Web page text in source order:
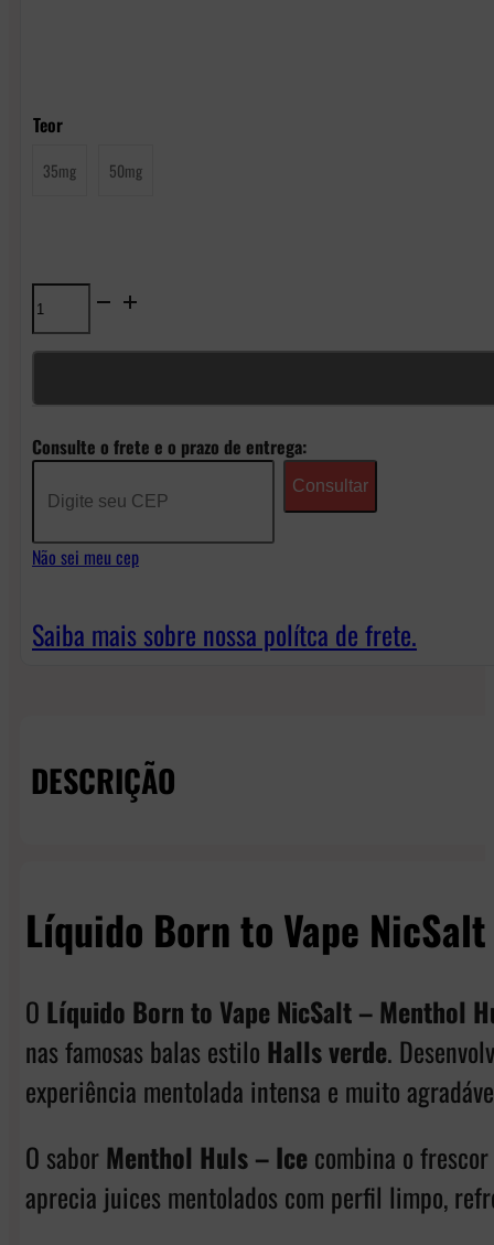
Teor
35mg 50mg
Líquido
Born
NicSalt
Menthol
Huls
quantidade
Consulte o frete e o prazo de entrega:
Consultar
Não sei meu cep
Saiba mais sobre nossa polítca de frete.
DESCRIÇÃO
Líquido Born to Vape
O Líquido Born to Vape NicSalt – Menthol
nas famosas balas estilo Halls verde.
experiência mentolada intensa e muito
O saborMenthol Huls – Icecombina o
aprecia juices mentolados com perfil limpo,